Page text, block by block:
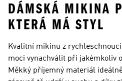
DÁMSKÁ MIKINA
KTERÁ MÁ STYL
Kvalitní mikinu z
moci vynachválit při jakémkoliv
Měkký příjemný materiál